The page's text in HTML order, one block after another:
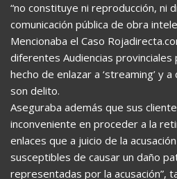
“no constituye ni reproducción, ni
comunicación pública de obra
Mencionaba el Caso
diferentes Audiencias
hecho de enlazar a ‘streaming’ y
son delito.
Aseguraba además que sus
inconveniente en proceder a la
enlaces que a juicio de la
susceptibles de causar un daño
representadas por la acusación”,